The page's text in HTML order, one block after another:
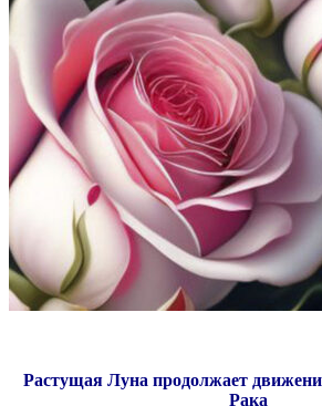
Растущая Луна продолжает
Рака